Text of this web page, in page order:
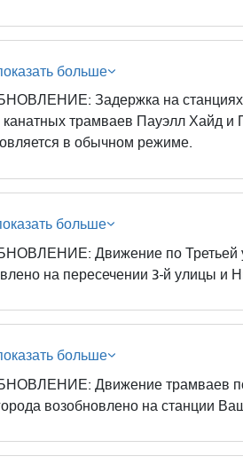
больше
Задержка на станциях
трамваев Пауэлл Хайд и
в обычном режиме.
больше
Движение по Третьей
на пересечении 3-й улицы и
больше
Движение трамваев по
возобновлено на станции